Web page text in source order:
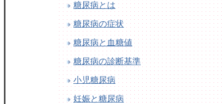
糖尿病とは
糖尿病の症状
糖尿病と血糖値
糖尿病の診断基準
小児糖尿病
妊娠と糖尿病